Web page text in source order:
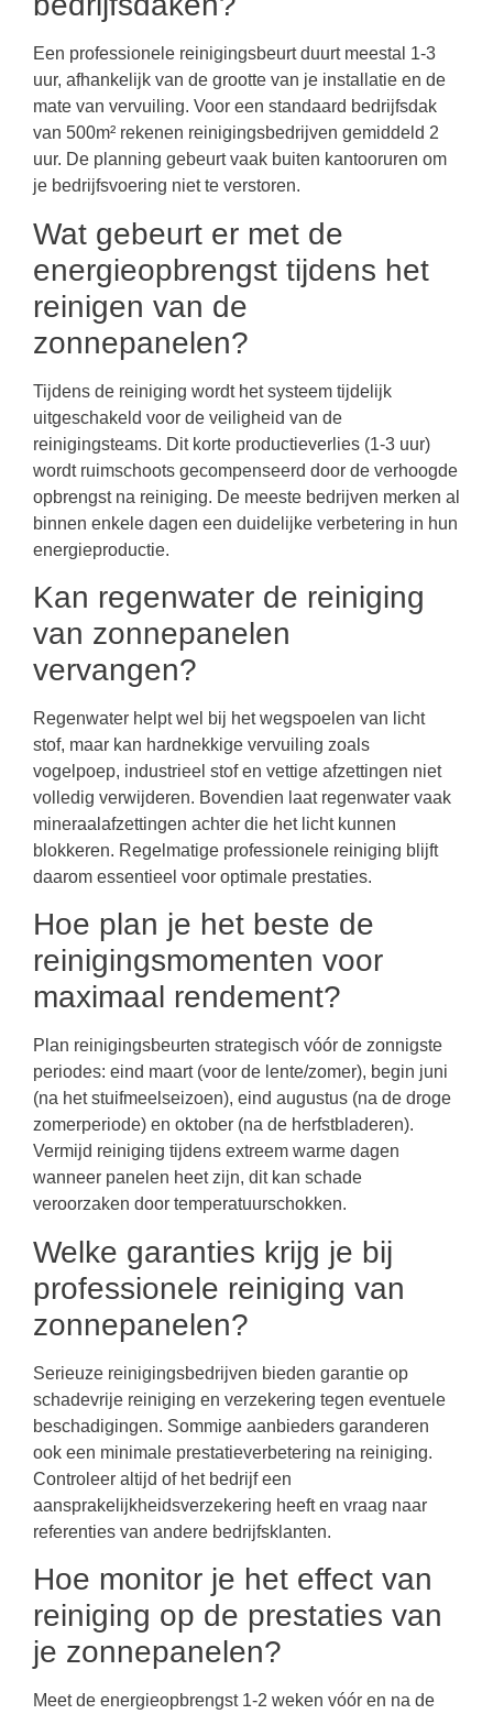
Een professionele reinigingsbeurt duurt meestal 1-3
uur, afhankelijk van de grootte van je installatie en de
mate van vervuiling. Voor een standaard bedrijfsdak
van 500m² rekenen reinigingsbedrijven gemiddeld 2
uur. De planning gebeurt vaak buiten kantooruren om
je bedrijfsvoering niet te verstoren.
Wat gebeurt er met de
energieopbrengst tijdens het
reinigen van de
zonnepanelen?
Tijdens de reiniging wordt het systeem tijdelijk
uitgeschakeld voor de veiligheid van de
reinigingsteams. Dit korte productieverlies (1-3 uur)
wordt ruimschoots gecompenseerd door de verhoogde
opbrengst na reiniging. De meeste bedrijven merken al
binnen enkele dagen een duidelijke verbetering in hun
energieproductie.
Kan regenwater de reiniging
van zonnepanelen
vervangen?
Regenwater helpt wel bij het wegspoelen van licht
stof, maar kan hardnekkige vervuiling zoals
vogelpoep, industrieel stof en vettige afzettingen niet
volledig verwijderen. Bovendien laat regenwater vaak
mineraalafzettingen achter die het licht kunnen
blokkeren. Regelmatige professionele reiniging blijft
daarom essentieel voor optimale prestaties.
Hoe plan je het beste de
reinigingsmomenten voor
maximaal rendement?
Plan reinigingsbeurten strategisch vóór de zonnigste
periodes: eind maart (voor de lente/zomer), begin juni
(na het stuifmeelseizoen), eind augustus (na de droge
zomerperiode) en oktober (na de herfstbladeren).
Vermijd reiniging tijdens extreem warme dagen
wanneer panelen heet zijn, dit kan schade
veroorzaken door temperatuurschokken.
Welke garanties krijg je bij
professionele reiniging van
zonnepanelen?
Serieuze reinigingsbedrijven bieden garantie op
schadevrije reiniging en verzekering tegen eventuele
beschadigingen. Sommige aanbieders garanderen
ook een minimale prestatieverbetering na reiniging.
Controleer altijd of het bedrijf een
aansprakelijkheidsverzekering heeft en vraag naar
referenties van andere bedrijfsklanten.
Hoe monitor je het effect van
reiniging op de prestaties van
je zonnepanelen?
Meet de energieopbrengst 1-2 weken vóór en na de